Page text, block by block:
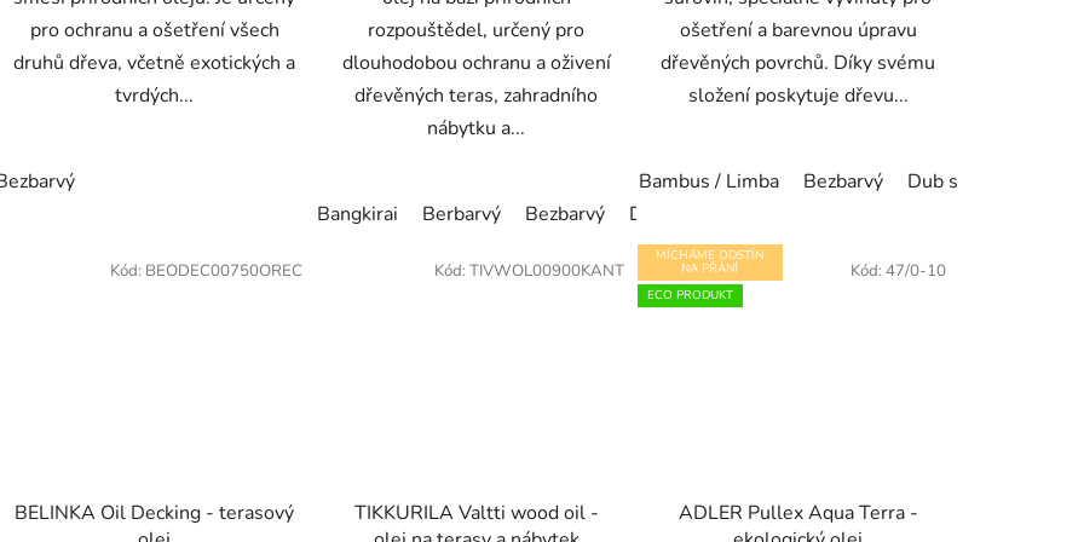
pro ochranu a ošetření všech
druhů dřeva, včetně exotických a
tvrdých...
rozpouštědel, určený pro
dlouhodobou ochranu a oživení
dřevěných teras, zahradního
nábytku a...
Bangkirai Berbarvý Bezbarvý Douglaska
ošetření a barevnou úpravu
dřevěných povrchů. Díky svému
složení poskytuje dřevu...
Bambus / Limba Bezbarvý Dub světlý
BELINKA Oil Decking - terasový
Kód: BEODEC00750OREC
TIKKURILA Valtti wood oil -
Kód: TIVWOL00900KANT
MÍCHÁME ODSTÍN
NA PŘÁNÍ
ECO PRODUKT
ADLER Pullex Aqua Terra -
Kód: 47/0-10